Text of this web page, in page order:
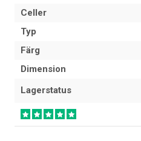
Celler
Typ
Färg
Dimension
Lagerstatus